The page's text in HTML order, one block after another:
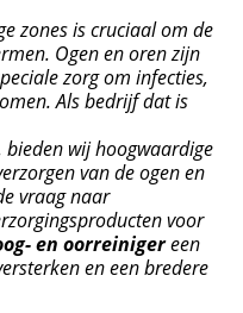
zones is cruciaal om de
Ogen en oren zijn
zorg om infecties,
Als bedrijf dat is
bieden wij hoogwaardige
van de ogen en
vraag naar
voor
en oorreinigereen
en een bredere